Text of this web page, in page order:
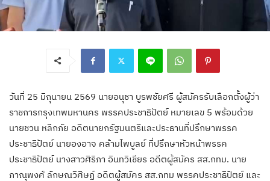
วันที่ 25 มิถุนายน 2569 นายอนุชา บูรพชัยศรี ผู้สมัครรับเลือกตั้งผู้ว่า
ราชการกรุงเทพมหานคร พรรคประชาธิปัตย์ หมายเลข 5 พร้อมด้วย
นายชวน หลีกภัย อดีตนายกรัฐมนตรีและประธานที่ปรึกษาพรรค
ประชาธิปัตย์ นายองอาจ คล้ามไพบูลย์ ที่ปรึกษาหัวหน้าพรรค
ประชาธิปัตย์ นางสาวศิริภา อินทวิเชียร อดีตผู้สมัคร สส.กทม. นาย
ภาณุพงศ์ ลักษณวิศิษฏ์ อดีตผู้สมัคร สส.กทม พรรคประชาธิปัตย์ และ